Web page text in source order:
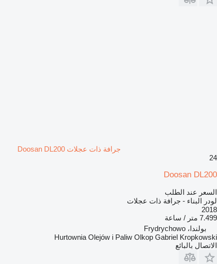
جرافة ذات عجلات Doosan DL200
24
Doosan DL200
السعر عند الطلب
لودر البناء - جرافة ذات عجلات
2018
7.499 متر / ساعة
بولندا، Frydrychowo
Hurtownia Olejów i Paliw Olkop Gabriel Kropkowski
الاتصال بالبائع